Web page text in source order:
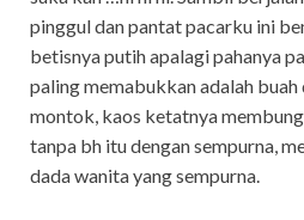
pinggul dan pantat pacarku ini
betisnya putih apalagi pahanya
paling memabukkan adalah buah
montok, kaos ketatnya
tanpa bh itu dengan sempurna,
dada wanita yang sempurna.